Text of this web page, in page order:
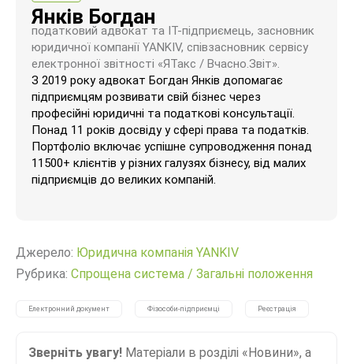
Янків Богдан
податковий адвокат та ІТ-підприємець, засновник
юридичної компанії YANKIV, співзасновник сервісу
електронної звітності «ЯТакс / Вчасно.Звіт».
З 2019 року адвокат Богдан Янків допомагає
підприємцям розвивати свій бізнес через
професійні юридичні та податкові консультації.
Понад 11 років досвіду у сфері права та податків.
Портфоліо включає успішне супроводження понад
11500+ клієнтів у різних галузях бізнесу, від малих
підприємців до великих компаній.
Джерело: Юридична компанія YANKIV
Рубрика: Спрощена система / Загальні положення
Електронний документ Фізособи-підприємці Реєстрація
Зверніть увагу! Матеріали в розділі «Новини», а